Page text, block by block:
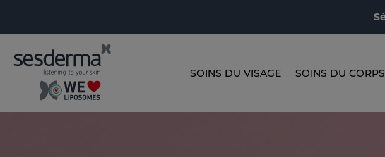
SOINS DU VISAGE SOINS DU CORPS